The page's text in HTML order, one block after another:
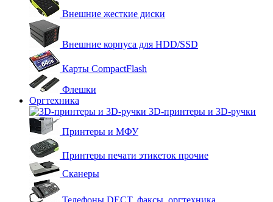
Внешние жесткие диски
Внешние корпуса для HDD/SSD
Карты CompactFlash
Флешки
Оргтехника
3D-принтеры и 3D-ручки
Принтеры и МФУ
Принтеры печати этикеток прочие
Сканеры
Телефоны DECT, факсы, оргтехника